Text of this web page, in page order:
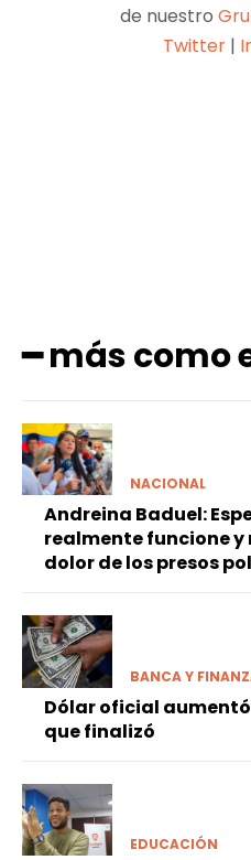
de nuestro
Twitter |
━ más como
NACIONAL
Andreina Baduel:
realmente funcione y
dolor de los presos
BANCA Y
Dólar oficial aumentó
que finalizó
EDUCACIÓN